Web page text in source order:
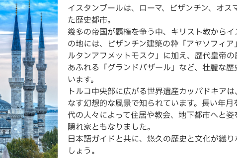
イスタンブールは、ローマ、ビザンチン、オス
た歴史都市。
幾多の帝国が覇権を争う中、キリスト教から
の地には、ビザンチン建築の粋「アヤソフィ
ルタンアフメットモスク」に加え、歴代皇帝
あふれる「グランドバザール」など、壮麗な
います。
トルコ中央部に広がる世界遺産カッパドキア
なす幻想的な風景で知られています。長い年
代の人々によって住居や教会、地下都市へと
隠れ家ともなりました。
日本語ガイドと共に、悠久の歴史と文化が織
しょう。